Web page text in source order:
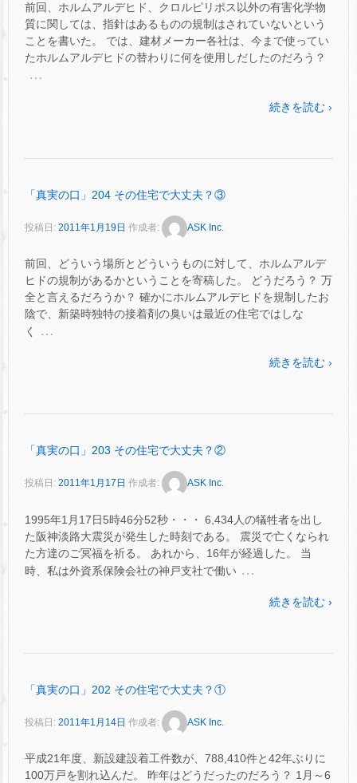
前回、ホルムアルデヒド、クロルピリポス以外の有害化学物
質に関しては、指針はあるものの規制はされていないという
ことを書いた。 では、建材メーカー各社は、今まで使ってい
たホルムアルデヒドの替わりに何を使用しだしたのだろう？
…
続きを読む ›
「真実の口」204 その住宅で大丈夫？③
投稿日: 2011年1月19日 作成者: ASK Inc.
前回、どういう場所とどういうものに対して、ホルムアルデ
ヒドの規制があるかということを寄稿した。 どうだろう？ 万
全と言えるだろうか？ 確かにホルムアルデヒドを規制したお
陰で、新築時独特の接着剤の臭いは最近の住宅ではしな
く
…
続きを読む ›
「真実の口」203 その住宅で大丈夫？②
投稿日: 2011年1月17日 作成者: ASK Inc.
1995年1月17日5時46分52秒・・・ 6,434人の犠牲者を出し
た阪神淡路大震災が発生した時刻である。 震災で亡くなられ
た方達のご冥福を祈る。 あれから、16年が経過した。 当
時、私は外資系保険会社の神戸支社で働い …
続きを読む ›
「真実の口」202 その住宅で大丈夫？①
投稿日: 2011年1月14日 作成者: ASK Inc.
平成21年度、新設建設着工件数が、788,410件と42年ぶりに
100万戸を割れ込んだ。 昨年はどうだったのだろう？ 1月～6